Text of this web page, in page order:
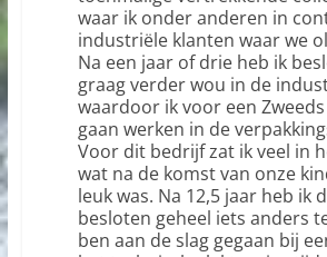
waar ik onder anderen in
industriële klanten waar we
Na een jaar of drie heb ik
graag verder wou in de
waardoor ik voor een
gaan werken in de
Voor dit bedrijf zat ik veel in
wat na de komst van onze
leuk was. Na 12,5 jaar heb ik
besloten geheel iets anders
ben aan de slag gegaan bij